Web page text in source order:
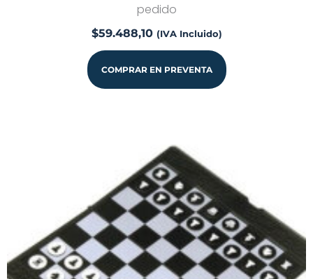
pedido
$59.488,10 (IVA Incluido)
COMPRAR EN PREVENTA